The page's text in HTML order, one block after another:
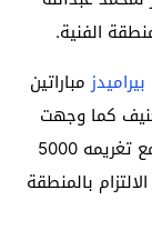
بيراميدزمباراتين
العنيف كما وجهت
لفت نظر للمدير الفني كورنسيلاف يورتيتش مع تغريمه 5000
بالمنطقة